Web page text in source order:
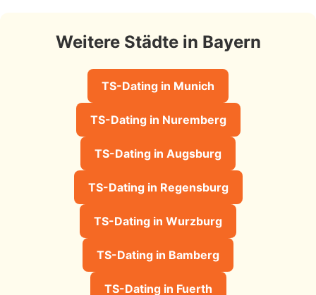
Weitere Städte in Bayern
TS-Dating in Munich
TS-Dating in Nuremberg
TS-Dating in Augsburg
TS-Dating in Regensburg
TS-Dating in Wurzburg
TS-Dating in Bamberg
TS-Dating in Fuerth